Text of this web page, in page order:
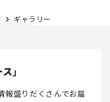
ギャラリー
」
報盛りだくさんでお届